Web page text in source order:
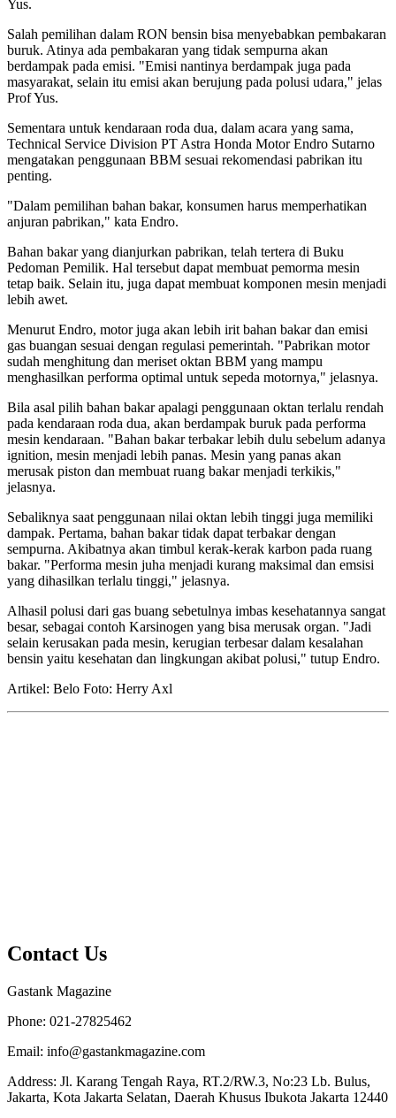
Yus.
Salah pemilihan dalam RON bensin bisa menyebabkan pembakaran
buruk. Atinya ada pembakaran yang tidak sempurna akan
berdampak pada emisi. "Emisi nantinya berdampak juga pada
masyarakat, selain itu emisi akan berujung pada polusi udara," jelas
Prof Yus.
Sementara untuk kendaraan roda dua, dalam acara yang sama,
Technical Service Division PT Astra Honda Motor Endro Sutarno
mengatakan penggunaan BBM sesuai rekomendasi pabrikan itu
penting.
"Dalam pemilihan bahan bakar, konsumen harus memperhatikan
anjuran pabrikan," kata Endro.
Bahan bakar yang dianjurkan pabrikan, telah tertera di Buku
Pedoman Pemilik. Hal tersebut dapat membuat pemorma mesin
tetap baik. Selain itu, juga dapat membuat komponen mesin menjadi
lebih awet.
Menurut Endro, motor juga akan lebih irit bahan bakar dan emisi
gas buangan sesuai dengan regulasi pemerintah. "Pabrikan motor
sudah menghitung dan meriset oktan BBM yang mampu
menghasilkan performa optimal untuk sepeda motornya," jelasnya.
Bila asal pilih bahan bakar apalagi penggunaan oktan terlalu rendah
pada kendaraan roda dua, akan berdampak buruk pada performa
mesin kendaraan. "Bahan bakar terbakar lebih dulu sebelum adanya
ignition, mesin menjadi lebih panas. Mesin yang panas akan
merusak piston dan membuat ruang bakar menjadi terkikis,"
jelasnya.
Sebaliknya saat penggunaan nilai oktan lebih tinggi juga memiliki
dampak. Pertama, bahan bakar tidak dapat terbakar dengan
sempurna. Akibatnya akan timbul kerak-kerak karbon pada ruang
bakar. "Performa mesin juha menjadi kurang maksimal dan emsisi
yang dihasilkan terlalu tinggi," jelasnya.
Alhasil polusi dari gas buang sebetulnya imbas kesehatannya sangat
besar, sebagai contoh Karsinogen yang bisa merusak organ. "Jadi
selain kerusakan pada mesin, kerugian terbesar dalam kesalahan
bensin yaitu kesehatan dan lingkungan akibat polusi," tutup Endro.
Artikel: Belo Foto: Herry Axl
Contact Us
Gastank Magazine
Phone: 021-27825462
Email: info@gastankmagazine.com
Address: Jl. Karang Tengah Raya, RT.2/RW.3, No:23 Lb. Bulus,
Jakarta, Kota Jakarta Selatan, Daerah Khusus Ibukota Jakarta 12440